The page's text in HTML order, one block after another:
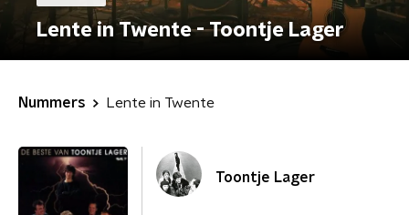
Lente in Twente - Toontje Lager
Nummers Lente in Twente
Toontje Lager